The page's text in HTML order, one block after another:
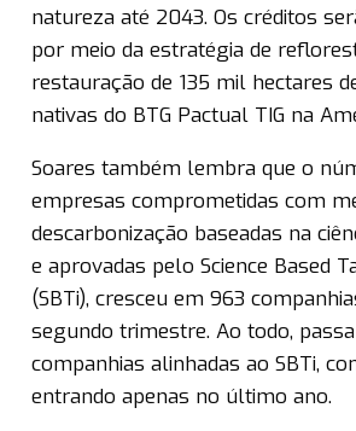
natureza até 2043. Os créditos
por meio da estratégia de
restauração de 135 mil hectares
nativas do BTG Pactual TIG na
Soares também lembra que o
empresas comprometidas com
descarbonização baseadas na
e aprovadas pelo Science Based
(SBTi), cresceu em 963
segundo trimestre. Ao todo,
companhias alinhadas ao SBTi,
entrando apenas no último ano.